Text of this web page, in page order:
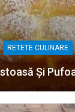
RETETE CULINARE
Și